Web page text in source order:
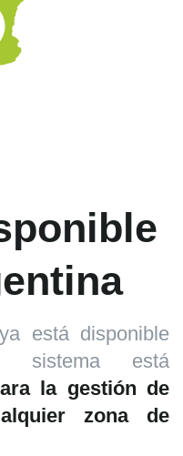
está disponible
sistema está
la gestión de
zona de